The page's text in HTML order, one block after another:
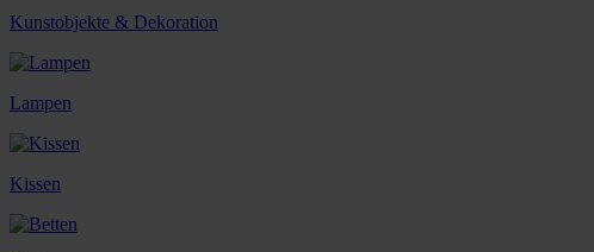
Kunstobjekte & Dekoration
Lampen
Kissen